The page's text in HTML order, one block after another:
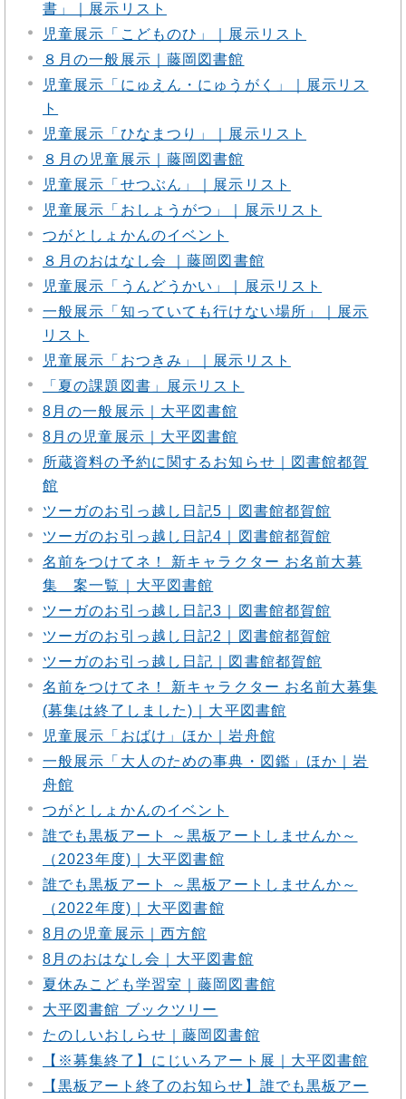
書」｜展示リスト
児童展示「こどものひ」｜展示リスト
８月の一般展示｜藤岡図書館
児童展示「にゅえん・にゅうがく」｜展示リス
ト
児童展示「ひなまつり」｜展示リスト
８月の児童展示｜藤岡図書館
児童展示「せつぶん」｜展示リスト
児童展示「おしょうがつ」｜展示リスト
つがとしょかんのイベント
８月のおはなし会 ｜藤岡図書館
児童展示「うんどうかい」｜展示リスト
一般展示「知っていても行けない場所」｜展示
リスト
児童展示「おつきみ」｜展示リスト
「夏の課題図書」展示リスト
8月の一般展示｜大平図書館
8月の児童展示｜大平図書館
所蔵資料の予約に関するお知らせ｜図書館都賀
館
ツーガのお引っ越し日記5｜図書館都賀館
ツーガのお引っ越し日記4｜図書館都賀館
名前をつけてネ！ 新キャラクター お名前大募
集 案一覧｜大平図書館
ツーガのお引っ越し日記3｜図書館都賀館
ツーガのお引っ越し日記2｜図書館都賀館
ツーガのお引っ越し日記｜図書館都賀館
名前をつけてネ！ 新キャラクター お名前大募集
(募集は終了しました)｜大平図書館
児童展示「おばけ」ほか｜岩舟館
一般展示「大人のための事典・図鑑」ほか｜岩
舟館
つがとしょかんのイベント
誰でも黒板アート ～黒板アートしませんか～
（2023年度)｜大平図書館
誰でも黒板アート ～黒板アートしませんか～
（2022年度)｜大平図書館
8月の児童展示｜西方館
8月のおはなし会｜大平図書館
夏休みこども学習室｜藤岡図書館
大平図書館 ブックツリー
たのしいおしらせ｜藤岡図書館
【※募集終了】にじいろアート展｜大平図書館
【黒板アート終了のお知らせ】誰でも黒板アー